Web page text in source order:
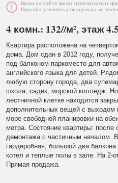
Цены на сайте могут отличаться от
Просьба уточнять у владельца по
4 комн.: 132//м², этаж
Квартира расположена на
дома. Дом сдан в 2012 году,
под балконом паркоместо для
английского языка для детей.
любую сторону города, два
школа, садик, морской колледж.
лестничной клетке находится
дополнительных вещей с выходом
море свободной планировки на
метра. Состояние квартиры: после
демонтажа с частичным началом. В
гардеробная, большой два
котел и теплые полы в зале. На 2-
Прямая продажа.